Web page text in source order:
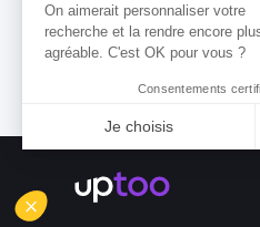
On aimerait personnaliser votre
recherche et la rendre encore
agréable. C'est OK pour vous ?
Consentements
Je choisis
Notre plateforme vous
Conseil